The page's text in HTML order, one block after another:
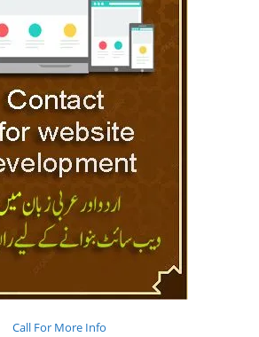
Call For More Info